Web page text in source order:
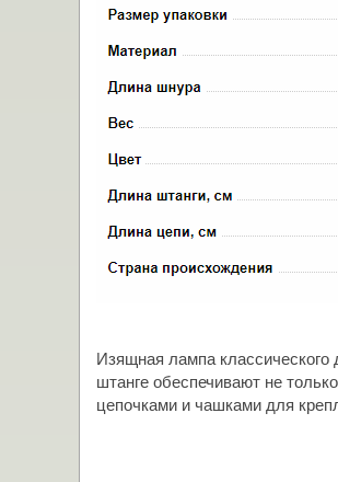
Изящная лампа
штанге обеспечивают не
цепочками и чашками для